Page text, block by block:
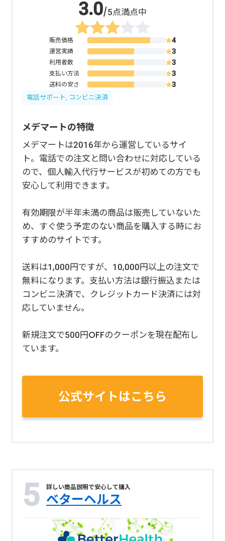
/5点満点中
販売価格
運営実績
利用者数
支払い方法
送料の安さ
電話サポート, コンビニ決済
メデマートの特徴
メデマートは2016年から運営しているサイ
ト。電話での注文と問い合わせに対応している
ので、個人輸入代行サービスが初めての方でも
安心して利用できます。
有効期限が半年未満の商品は販売していないた
め、すぐ使う予定のない商品を購入する時にお
すすめのサイトです。
送料は1,000円ですが、10,000円以上の注文で
無料になります。支払い方法は銀行振込または
コンビニ決済で、クレジットカード決済には対
応していません。
新規注文で500円OFFのクーポンを現在配布し
ています。
公式サイトはこちら
詳しい商品説明で安心して購入
ベターヘルス